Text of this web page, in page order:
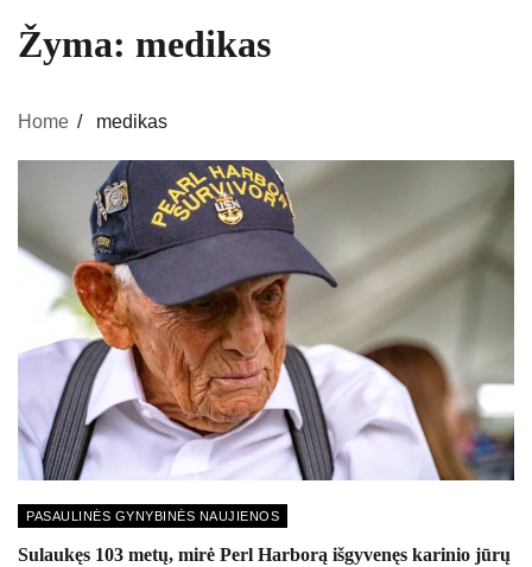
Žyma: medikas
Home medikas
PASAULINĖS GYNYBINĖS NAUJIENOS
Sulaukęs 103 metų, mirė Perl Harborą išgyvenęs karinio jūrų